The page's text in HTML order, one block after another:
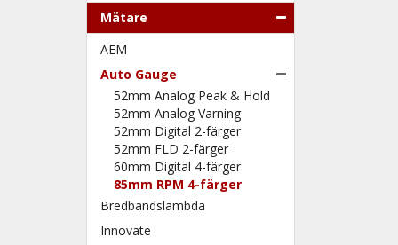
Mätare
AEM
Auto Gauge
52mm Analog Peak & Hold
52mm Analog Varning
52mm Digital 2-färger
52mm FLD 2-färger
60mm Digital 4-färger
85mm RPM 4-färger
Bredbandslambda
Innovate